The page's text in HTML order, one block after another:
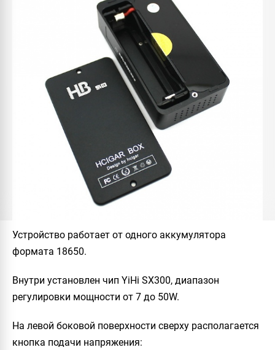
Устройство работает от одного аккумулятора
формата 18650.
Внутри установлен чип YiHi SX300, диапазон
регулировки мощности от 7 до 50W.
На левой боковой поверхности сверху располагается
кнопка подачи напряжения: